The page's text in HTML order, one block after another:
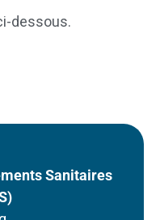
dessous.
Sanitaires